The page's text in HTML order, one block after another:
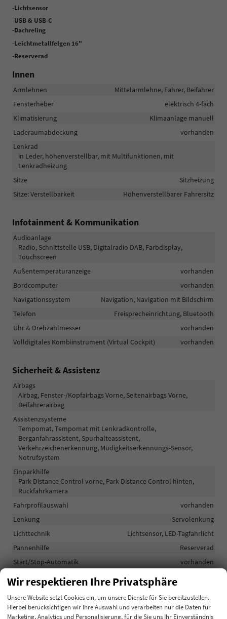
-Lichtsensor
-USB & USB-C
-Dachreling
-Leichtmetallfelgen 16"
-Reserverad
Innen
Armlehnen
Mittelarmlehne, Fahrer, Beifahrer
Fensterheber
elektrisch 4-fach
Klimatisierung
Klimaanlage manuell
Laderaumabdeckung
vorhanden
Lenkrad
in Leder, höhenverstellbar, mit Multifunktionen, mit
Lenkradheizung
Sitze
Sitzheizung
Sitze: Verstellbarkeit
Höhenverstellbarer Fahrersitz
Infotainment & Kommunikation
Audioanlage
Radio, Schnittstelle USB, Digitalradio DAB, Farbdisplay,
Touchscreen
Außentemperaturanzeige
vorhanden
Bordcomputer
vorhanden
Navigationssystem
Navigation, Navigation mit Bildschirm
Telefon
Freisprecheinrichtung, Bluetooth
Uhr & Drehzahlmesser
vorhanden
Volldigitales Kombiinstrument (Virtual Cockpit)
vorhanden
Sicherheit & Assistenz
Airbags
Airbag, Fenster-/Kopfairbags Vorne, Seitenairbags Vorne,
Beifahrerairbag
Assistenzsysteme
Tempomat, Tempomat mit Lenkradkontrolle,
Berganfahrassistent, Spurhalteassistent,
Verkehrzeichenerkennung, Müdigkeitserkennungs-Sensor,
Notrufsystem
Einparkhilfe
Park Distance Control vorne, Park Distance Control hinten,
Rückfahrkamera
Fahrprofilauswahl
vorhanden
Lenkung
Servolenkung
Lichttechnik
Lichtsensor, LED-Tagfahrlicht
Pannenhilfe
Reserverad
Start/Stop-Automatik
vorhanden
Waschwasserstandsanzeige
Zentralverriegelung
Zentralverriegelung, Zentralverriegelung mit
Funkfernbedienung
Wir respektieren Ihre Privatsphäre
Unsere Website setzt Cookies ein, um unsere Dienste für Sie bereitzustellen.
Hierbei berücksichtigen wir Ihre Auswahl und verarbeiten nur die Daten für
Marketing, Analytics und Personalisierung, für die Sie uns Ihr Einverständnis